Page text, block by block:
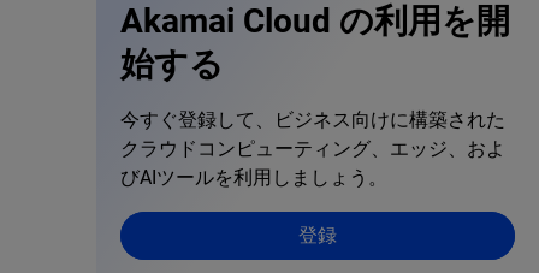
Akamai Cloud の利用を開
始する
今すぐ登録して、ビジネス向けに構築された
クラウドコンピューティング、エッジ、およ
びAIツールを利用しましょう。
登録